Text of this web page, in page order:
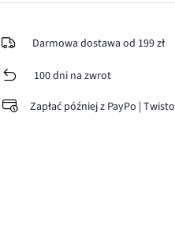
Darmowa dostawa od 199 zł
100 dni na zwrot
Zapłać później z PayPo | Twisto